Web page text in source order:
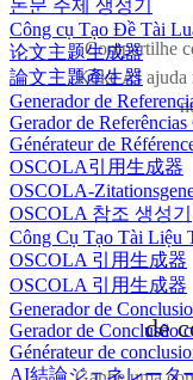
논문 주제 생성기
Công cụ Tạo Đề Tài
论文主题生成器
論文主題產生器
Generador de
Gerador de
Générateur de
OSCOLA引用生成器
OSCOLA-
OSCOLA 참조 생성기
Công Cụ Tạo Tài Liệu
OSCOLA 引用生成器
OSCOLA 引用生成器
Generador de
Gerador de Conclusão
Générateur de
AI結論ジェネレータ
Compartilhe
Koke AI ajuda
de